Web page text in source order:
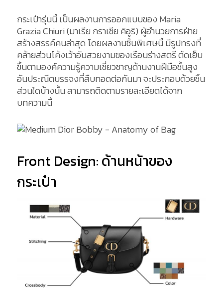
กระเป๋ารุ่นนี้ เป็นผลงานการออกแบบของ Maria
Grazia Chiuri (มาเรีย กราเซีย คิอูริ) ผู้อำนวยการฝ่าย
สร้างสรรค์คนล่าสุด โดยผลงานชิ้นพิเศษนี้ มีรูปทรงที่
คล้ายส่วนโค้งเว้าอันสวยงามของเรือนร่างสตรี ตัดเย็บ
ขึ้นตามองค์ความรู้ความเชี่ยวชาญด้านงานฝีมือชั้นสูง
อันประณีตบรรจงที่สืบทอดต่อกันมา จะประกอบด้วยชิ้น
ส่วนใดบ้างนั้น สามารถติดตามรายละเอียดได้จาก
บทความนี้
Front Design: ด้านหน้าของ
กระเป๋า